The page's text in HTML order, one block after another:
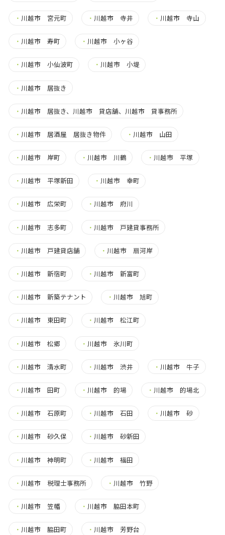
・ 川越市 宮元町 ・ 川越市 寺井 ・ 川越市 寺山
・ 川越市 寿町 ・ 川越市 小ヶ谷
・ 川越市 小仙波町 ・ 川越市 小堤
・ 川越市 居抜き
・ 川越市 居抜き、川越市 貸店舗、川越市 貸事務所
・ 川越市 居酒屋 居抜き物件 ・ 川越市 山田
・ 川越市 岸町 ・ 川越市 川鶴 ・ 川越市 平塚
・ 川越市 平塚新田 ・ 川越市 幸町
・ 川越市 広栄町 ・ 川越市 府川
・ 川越市 志多町 ・ 川越市 戸建貸事務所
・ 川越市 戸建貸店舗 ・ 川越市 扇河岸
・ 川越市 新宿町 ・ 川越市 新富町
・ 川越市 新築テナント ・ 川越市 旭町
・ 川越市 東田町 ・ 川越市 松江町
・ 川越市 松郷 ・ 川越市 氷川町
・ 川越市 清水町 ・ 川越市 渋井 ・ 川越市 牛子
・ 川越市 田町 ・ 川越市 的場 ・ 川越市 的場北
・ 川越市 石原町 ・ 川越市 石田 ・ 川越市 砂
・ 川越市 砂久保 ・ 川越市 砂新田
・ 川越市 神明町 ・ 川越市 福田
・ 川越市 税理士事務所 ・ 川越市 竹野
・ 川越市 笠幡 ・ 川越市 脇田本町
・ 川越市 脇田町 ・ 川越市 芳野台